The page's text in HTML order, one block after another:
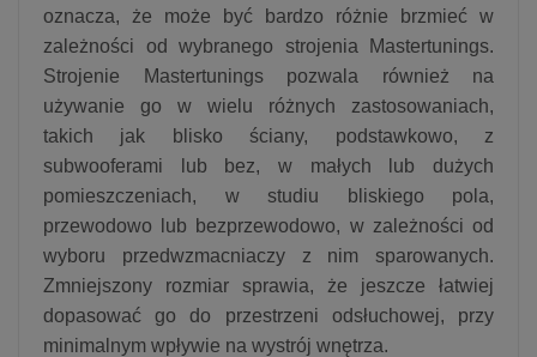
oznacza, że ​​może być bardzo różnie brzmieć w
zależności od wybranego strojenia Mastertunings.
Strojenie Mastertunings pozwala również na
używanie go w wielu różnych zastosowaniach,
takich jak blisko ściany, podstawkowo, z
subwooferami lub bez, w małych lub dużych
pomieszczeniach, w studiu bliskiego pola,
przewodowo lub bezprzewodowo, w zależności od
wyboru przedwzmacniaczy z nim sparowanych.
Zmniejszony rozmiar sprawia, że ​​jeszcze łatwiej
dopasować go do przestrzeni odsłuchowej, przy
minimalnym wpływie na wystrój wnętrza.